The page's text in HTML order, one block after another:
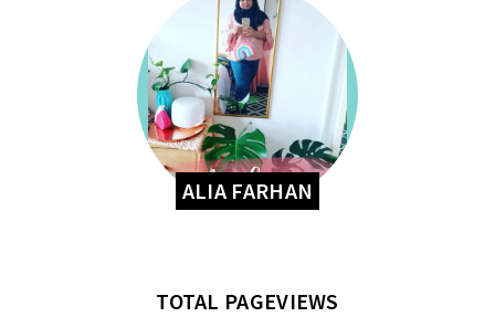
ALIA FARHAN
TOTAL PAGEVIEWS